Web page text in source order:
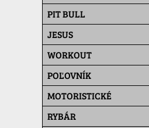
PIT BULL
JESUS
WORKOUT
POĽOVNÍK
MOTORISTICKÉ
RYBÁR